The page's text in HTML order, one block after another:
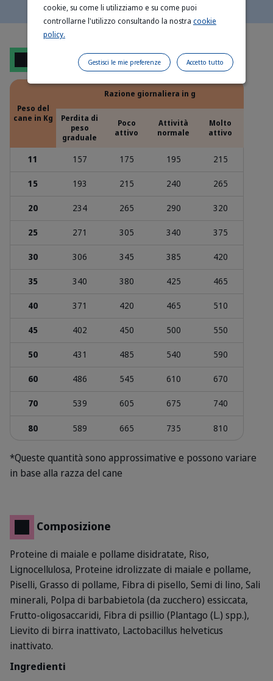
Razionamento
Peso del
cane in Kg
Razione giornaliera in g
Perdita di
peso
graduale
Poco
attivo
Attività
normale
Molto
attivo
11 157 175 195 215
15 193 215 240 265
20 234 265 290 320
25 271 305 340 375
30 306 345 385 420
35 340 380 425 465
40 371 420 465 510
45 402 450 500 550
50 431 485 540 590
60 486 545 610 670
70 539 605 675 740
80 589 665 735 810
*Queste quantità sono approssimative e possono variare
in base alla razza del cane
Composizione
Proteine di maiale e pollame disidratate, Riso,
Lignocellulosa, Proteine idrolizzate di maiale e pollame,
Piselli, Grasso di pollame, Fibra di pisello, Semi di lino, Sali
minerali, Polpa di barbabietola (da zucchero) essiccata,
Frutto-oligosaccaridi, Fibra di psillio (Plantago (L.) spp.),
Lievito di birra inattivato, Lactobacillus helveticus
inattivato.
Ingredienti
cookie, su come li utilizziamo e su come puoi
controllarne l'utilizzo consultando la nostra cookie
policy.
Accetto tutto
Gestisci le mie preferenze